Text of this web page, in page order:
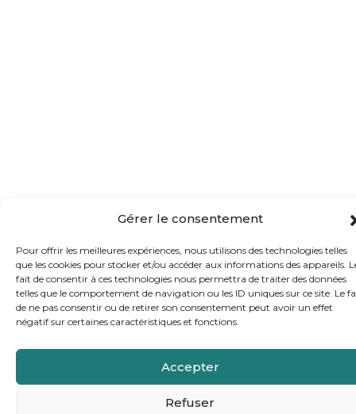
Gérer le consentement
Pour offrir les meilleures expériences, nous utilisons des technologies telles
que les cookies pour stocker et/ou accéder aux informations des appareils.
fait de consentir à ces technologies nous permettra de traiter des données
telles que le comportement de navigation ou les ID uniques sur ce site. Le
de ne pas consentir ou de retirer son consentement peut avoir un effet
négatif sur certaines caractéristiques et fonctions.
Accepter
Refuser